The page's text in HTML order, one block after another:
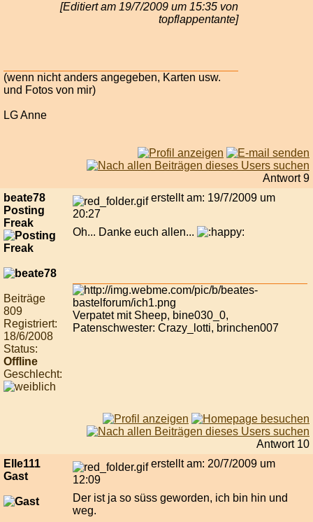
[Editiert am 19/7/2009 um 15:35 von
topflappentante]
(wenn nicht anders angegeben, Karten usw.
und Fotos von mir)
LG Anne
Antwort 9
beate78
Posting
Freak
Beiträge
809
Registriert:
18/6/2008
Status:
Offline
Geschlecht:
erstellt am: 19/7/2009 um
20:27
Oh... Danke euch allen...
Verpatet mit Sheep, bine030_0,
Patenschwester: Crazy_lotti, brinchen007
Antwort 10
Elle111
Gast
erstellt am: 20/7/2009 um
12:09
Der ist ja so süss geworden, ich bin hin und
weg.